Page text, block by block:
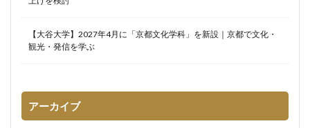
【大谷大学】2027年4月に「京都文化学科」を新設｜京都で文化・
観光・発信を学ぶ
アーカイブ